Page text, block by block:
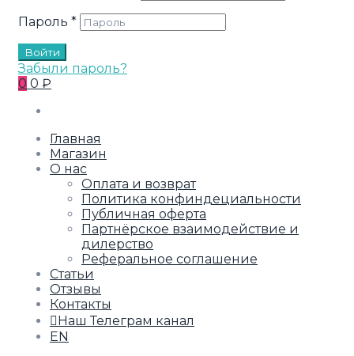
Пароль *
Войти
Забыли пароль?
0 0 ₽
Главная
Магазин
О нас
Оплата и возврат
Политика конфиндециальности
Публичная оферта
Партнёрское взаимодействие и
дилерство
Реферальное соглашение
Статьи
Отзывы
Контакты
Наш Телеграм канал
EN